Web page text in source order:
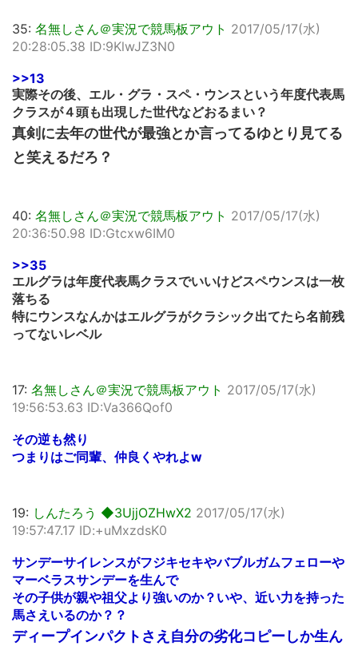
35: 名無しさん＠実況で競馬板アウト 2017/05/17(水)
20:28:05.38 ID:9KlwJZ3N0
>>13
実際その後、エル・グラ・スペ・ウンスという年度代表馬
クラスが４頭も出現した世代などおるまい？
真剣に去年の世代が最強とか言ってるゆとり見てる
と笑えるだろ？
40: 名無しさん＠実況で競馬板アウト 2017/05/17(水)
20:36:50.98 ID:Gtcxw6IM0
>>35
エルグラは年度代表馬クラスでいいけどスペウンスは一枚
落ちる
特にウンスなんかはエルグラがクラシック出てたら名前残
ってないレベル
17: 名無しさん＠実況で競馬板アウト 2017/05/17(水)
19:56:53.63 ID:Va366Qof0
その逆も然り
つまりはご同輩、仲良くやれよw
19: しんたろう ◆3UjjOZHwX2 2017/05/17(水)
19:57:47.17 ID:+uMxzdsK0
サンデーサイレンスがフジキセキやバブルガムフェローや
マーベラスサンデーを生んで
その子供が親や祖父より強いのか？いや、近い力を持った
馬さえいるのか？？
ディープインパクトさえ自分の劣化コピーしか生ん